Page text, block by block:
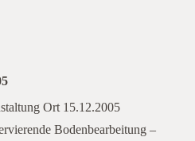
Ort 15.12.2005
Bodenbearbeitung –